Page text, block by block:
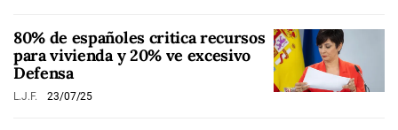
80% de españoles critica recursos
para vivienda y 20% ve excesivo
Defensa
L.J.F. 23/07/25